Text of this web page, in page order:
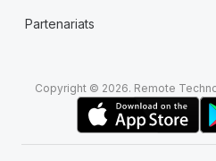
Partenariats
Copyright © 2026. Remote